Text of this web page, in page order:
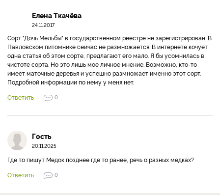
Елена Ткачёва
24.11.2017
Сорт "Дочь Мельбы" в государственном реестре не зарегистрирован. В
Павловском питомнике сейчас не размножается. В интернете кочует
одна статья об этом сорте, предлагают его мало. Я бы усомнилась в
чистоте сорта. Но это лишь мое личное мнение. Возможно, кто-то
имеет маточные деревья и успешно размножает именно этот сорт.
Подробной информации по нему у меня нет.
Ответить
0
Гость
20.11.2025
Где то пишут Медок позднее где то ранее, речь о разных медках?
Ответить
0